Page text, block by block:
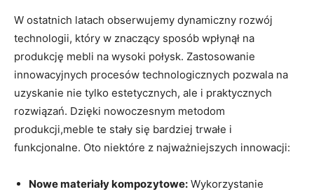
W ​ostatnich latach obserwujemy dynamiczny rozwój
technologii, który w znaczący sposób wpłynął na
produkcję mebli⁣ na ‍wysoki⁣ połysk. Zastosowanie
innowacyjnych procesów technologicznych​ pozwala na⁤
uzyskanie nie tylko estetycznych, ale i praktycznych
rozwiązań. Dzięki nowoczesnym metodom
produkcji,meble te stały ⁢się bardziej trwałe i
funkcjonalne. Oto niektóre ‌z najważniejszych ‌innowacji:
Nowe‌ materiały⁣ kompozytowe: Wykorzystanie